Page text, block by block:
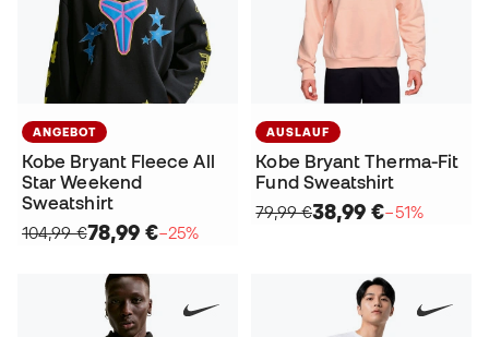
ANGEBOT
Kobe Bryant Fleece All
Star Weekend
Sweatshirt
104,99 €78,99 €−25%
AUSLAUF
Kobe Bryant Therma-Fit
Fund Sweatshirt
79,99 €38,99 €−51%